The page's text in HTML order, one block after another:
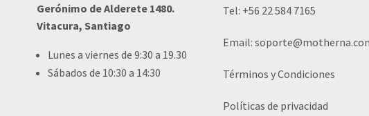
Gerónimo de Alderete 1480.
Vitacura, Santiago
Lunes a viernes de 9:30 a 19.30
Sábados de 10:30 a 14:30
Tel: +56 22 584 7165
Email:
Términos y Condiciones
Políticas de privacidad